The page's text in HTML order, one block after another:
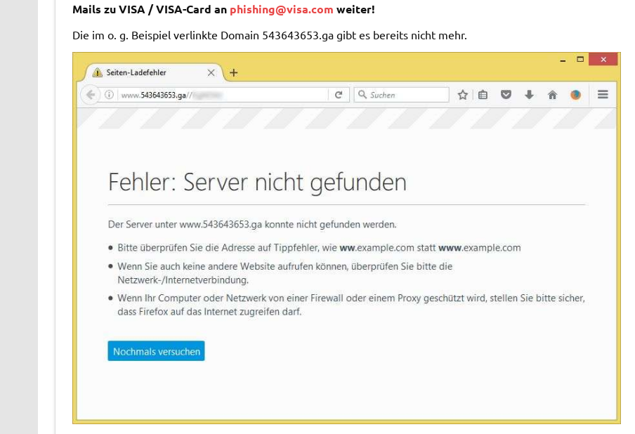
Mails zu VISA / VISA-Card an phishing@visa.com weiter!
Die im o. g. Beispiel verlinkte Domain 543643653.ga gibt es bereits nicht mehr.